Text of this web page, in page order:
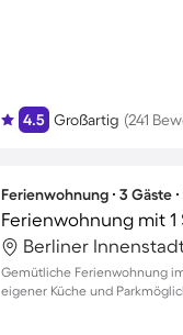
4.5 Großartig (241
Ferienwohnung ∙ 3 Gäste
Ferienwohnung mit
Berliner
Gemütliche Ferienwohnung
eigener Küche und